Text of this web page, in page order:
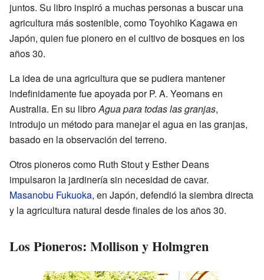
juntos. Su libro inspiró a muchas personas a buscar una
agricultura más sostenible, como Toyohiko Kagawa en
Japón, quien fue pionero en el cultivo de bosques en los
años 30.
La idea de una agricultura que se pudiera mantener
indefinidamente fue apoyada por P. A. Yeomans en
Australia. En su libroAgua para todas las granjas,
introdujo un método para manejar el agua en las granjas,
basado en la observación del terreno.
Otros pioneros como Ruth Stout y Esther Deans
impulsaron la jardinería sin necesidad de cavar.
Masanobu Fukuoka, en Japón, defendió la siembra directa
y la agricultura natural desde finales de los años 30.
Los Pioneros: Mollison y Holmgren